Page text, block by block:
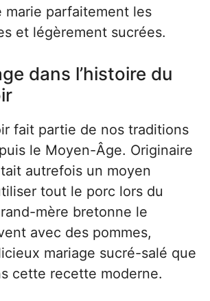
marie parfaitement les
et légèrement sucrées.
dans l’histoire du
fait partie de nos traditions
le Moyen-Âge. Originaire
autrefois un moyen
tout le porc lors du
mère bretonne le
avec des pommes,
mariage sucré-salé que
cette recette moderne.